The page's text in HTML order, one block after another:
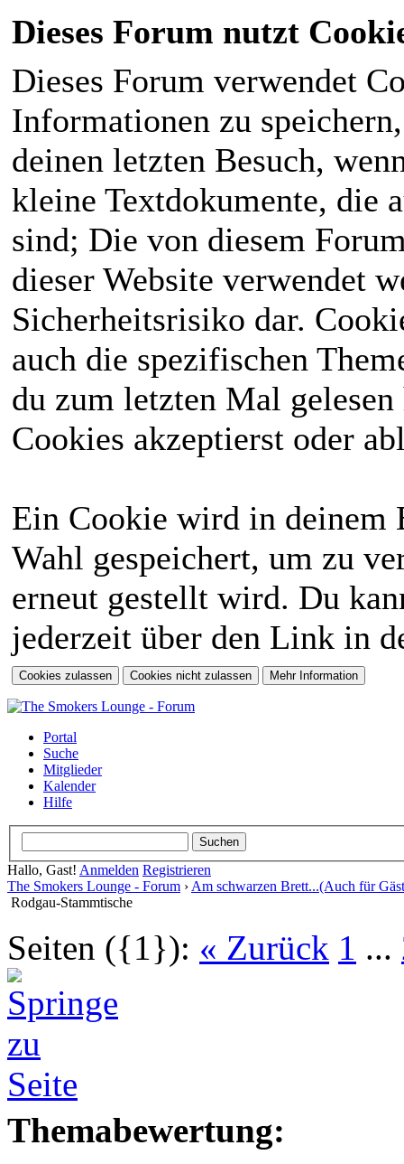
Dieses Forum nutzt
Dieses Forum verwendet
Informationen zu
deinen letzten Besuch,
kleine Textdokumente, die
sind; Die von diesem
dieser Website verwendet
Sicherheitsrisiko dar.
auch die spezifischen
du zum letzten Mal
Cookies akzeptierst oder
Ein Cookie wird in deinem
Wahl gespeichert, um zu
erneut gestellt wird. Du
jederzeit über den Link in
Portal
Suche
Mitglieder
Kalender
Hilfe
Hallo, Gast! Anmelden Registrieren
The Smokers Lounge - Forum › Am schwarzen Brett...(Auch für
Rodgau-Stammtische
Seiten ({1}): « Zurück 1 ...
Themabewertung: